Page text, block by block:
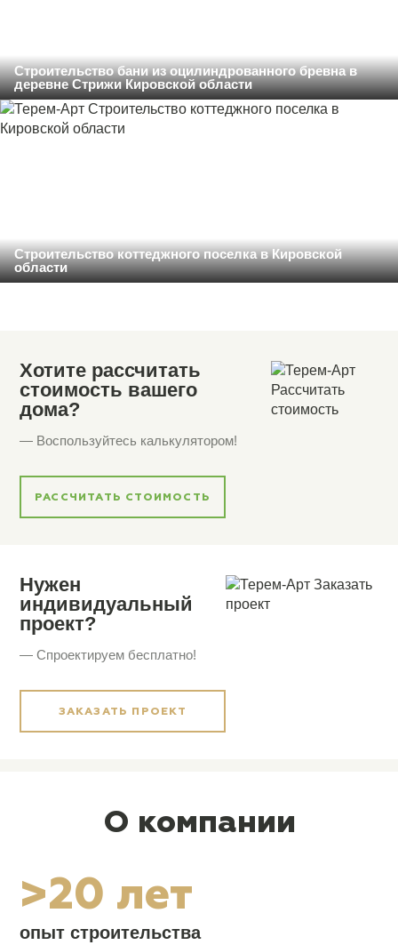
Строительство бани из оцилиндрованного бревна в
деревне Стрижи Кировской области
Строительство коттеджного поселка в Кировской
области
Хотите рассчитать
стоимость вашего
дома?
— Воспользуйтесь калькулятором!
РАССЧИТАТЬ СТОИМОСТЬ
Нужен
индивидуальный
проект?
— Спроектируем бесплатно!
ЗАКАЗАТЬ ПРОЕКТ
О компании
>20 лет
опыт строительства